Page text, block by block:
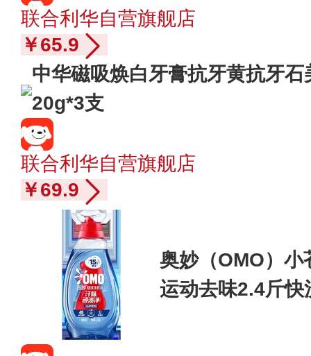
联合利华自营旗舰店
￥65.9
中华磁吸焕白牙膏抗牙黄抗牙
20g*3支
联合利华自营旗舰店
￥69.9
奥妙（OMO）小
运动去味2.4斤快